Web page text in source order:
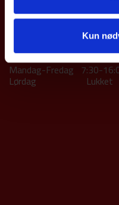
Kun
ÅBNINGSTIDER
Værksted
Mandag-torsdag 7:30-
Fredag 7:30-
Butik
Mandag-Fredag 7:30-
Lørdag Lukket